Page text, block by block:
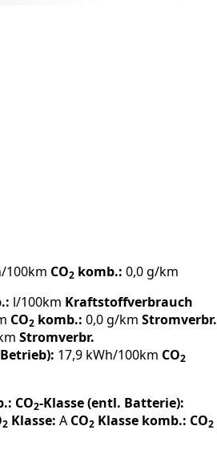
100km CO2 komb.: 0,0 g/km
l/100km Kraftstoffverbrauch
CO2 komb.: 0,0 g/km Stromverbr.
Stromverbr.
17,9 kWh/100km CO2
CO2-Klasse (entl. Batterie):
2 Klasse: A CO2 Klasse komb.: CO2